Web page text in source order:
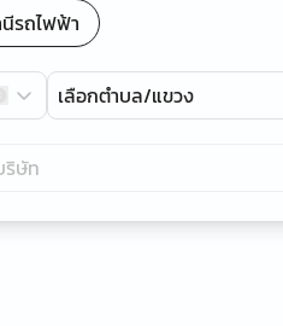
รถไฟฟ้า
เลือกตำบล/แขวง